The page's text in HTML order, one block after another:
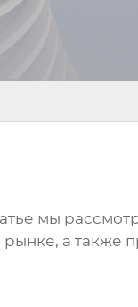
мы
а также